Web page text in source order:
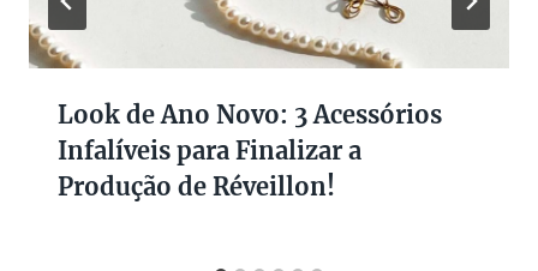
Look de Ano Novo: 3 Acessórios
Infalíveis para Finalizar a
Produção de Réveillon!